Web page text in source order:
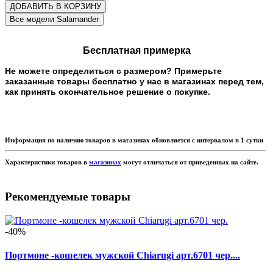
ДОБАВИТЬ В КОРЗИНУ
Бесплатная примерка
Не можете определиться с размером? Примерьте
заказанные товары бесплатно у нас в магазинах перед тем,
как принять окончательное решение о покупке.
Информация по наличию товаров в магазинах обновляется с интервалом в 1 сутки
Характеристики товаров в магазинах могут отличаться от приведенных на сайте.
Рекомендуемые товары
-40%
Портмоне -кошелек мужской Chiarugi арт.6701 чер....